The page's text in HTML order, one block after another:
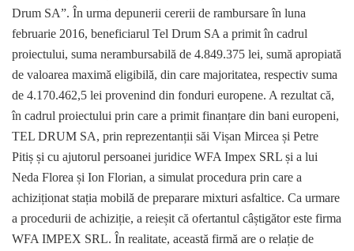
Drum SA”. În urma depunerii cererii de rambursare în luna
februarie 2016, beneficiarul Tel Drum SA a primit în cadrul
proiectului, suma nerambursabilă de 4.849.375 lei, sumă apropiată
de valoarea maximă eligibilă, din care majoritatea, respectiv suma
de 4.170.462,5 lei provenind din fonduri europene. A rezultat că,
în cadrul proiectului prin care a primit finanțare din bani europeni,
TEL DRUM SA, prin reprezentanții săi Vișan Mircea și Petre
Pitiș și cu ajutorul persoanei juridice WFA Impex SRL și a lui
Neda Florea și Ion Florian, a simulat procedura prin care a
achiziționat stația mobilă de preparare mixturi asfaltice. Ca urmare
a procedurii de achiziție, a reieșit că ofertantul câștigător este firma
WFA IMPEX SRL. În realitate, această firmă are o relație de